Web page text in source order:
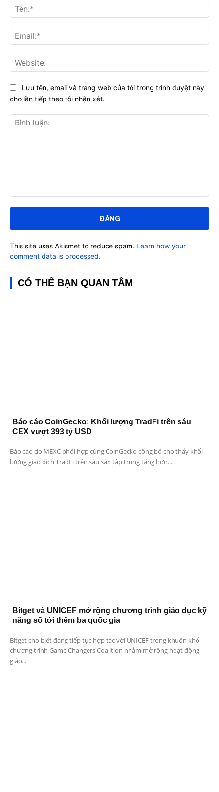
luận:
Lưu tên, email và trang web của tôi trong trình duyệt này
cho lần tiếp theo tôi nhận xét.
This site uses Akismet to reduce spam. Learn how your
comment data is processed.
CÓ THỂ BẠN QUAN TÂM
Báo cáo CoinGecko: Khối lượng TradFi trên sáu
CEX vượt 393 tỷ USD
Báo cáo do MEXC phối hợp cùng CoinGecko công bố cho thấy khối
lượng giao dịch TradFi trên sáu sàn tập trung tăng hơn...
Bitget và UNICEF mở rộng chương trình giáo dục kỹ
năng số tới thêm ba quốc gia
Bitget cho biết đang tiếp tục hợp tác với UNICEF trong khuôn khổ
chương trình Game Changers Coalition nhằm mở rộng hoạt động
giáo...